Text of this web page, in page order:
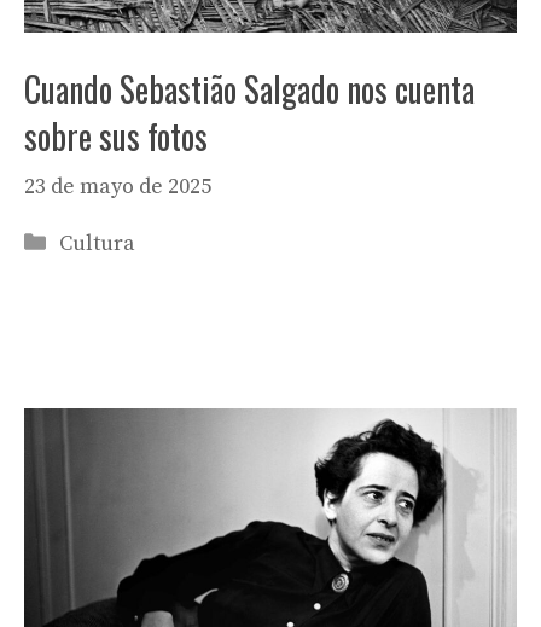
Cuando Sebastião Salgado nos cuenta
sobre sus fotos
23 de mayo de 2025
Categorías
Cultura